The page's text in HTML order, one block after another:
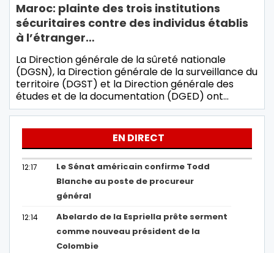
Maroc: plainte des trois institutions
sécuritaires contre des individus établis
à l’étranger…
La Direction générale de la sûreté nationale
(DGSN), la Direction générale de la surveillance du
territoire (DGST) et la Direction générale des
études et de la documentation (DGED) ont…
EN DIRECT
12:17
Le Sénat américain confirme Todd
Blanche au poste de procureur
général
12:14
Abelardo de la Espriella prête serment
comme nouveau président de la
Colombie